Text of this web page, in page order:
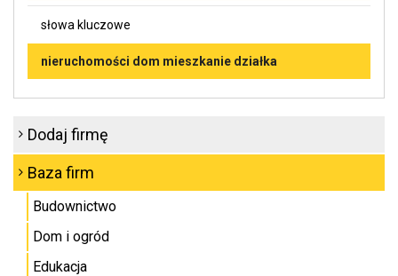
słowa kluczowe
nieruchomości dom mieszkanie działka
Dodaj firmę
Baza firm
Budownictwo
Dom i ogród
Edukacja